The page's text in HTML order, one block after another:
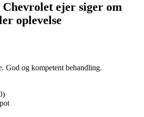
Chevrolet ejer siger om
oplevelse
God og kompetent behandling.